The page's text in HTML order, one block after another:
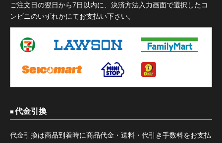
ご注文日の翌日から7日以内に、決済方法入力画面で選択したコ
ンビニのいずれかにてお支払い下さい。
代金引換
代金引換は商品到着時に商品代金・送料・代引き手数料をお支払